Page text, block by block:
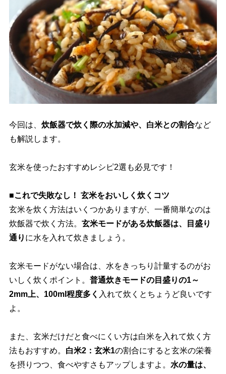
今回は、 炊飯器で炊く際の水加減や、白米との割合など
も解説します。
玄米を使ったおすすめレシピ2選も必見です！
■これで失敗なし！ 玄米をおいしく炊くコツ
玄米を炊く方法はいくつかありますが、一番簡単なのは
炊飯器で炊く方法。 玄米モードがある炊飯器は、目盛り
通り に水を入れて炊きましょう。
玄米モードがない場合は、水をきっちり計量するのがお
いしく炊くポイント。 普通炊きモードの目盛りの1～
2mm上、100ml程度多く 入れて炊くとちょうど良いです
よ。
また、玄米だけだと食べにくい方は白米を入れて炊く方
法もおすすめ。 白米2：玄米1の割合にすると玄米の栄養
を摂りつつ、食べやすさもアップしますよ。 水の量は、